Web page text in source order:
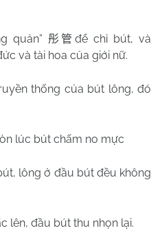
quản” 彤管để chỉ bút, và
và tài hoa của giới nữ.
thống của bút lông, đó
lúc bút chấm no mực
lông ở đầu bút đều không
lên, đầu bút thu nhọn lại.